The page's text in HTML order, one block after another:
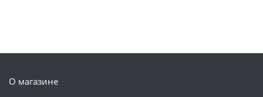
О магазине